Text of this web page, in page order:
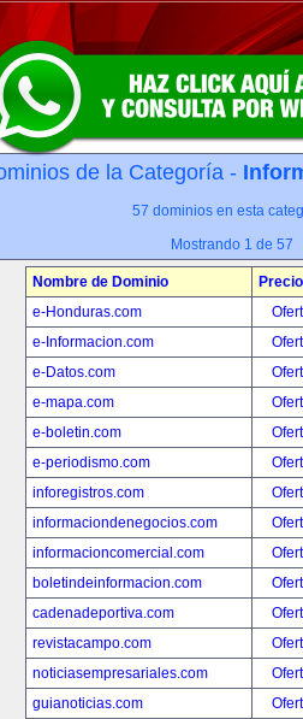
de la Categoría -
57 dominios en esta
Mostrando 1 de 57
Nombre de Dominio
Precio
e-Honduras.com
e-Informacion.com
e-Datos.com
e-mapa.com
e-boletin.com
e-periodismo.com
inforegistros.com
informaciondenegocios.com
informacioncomercial.com
boletindeinformacion.com
cadenadeportiva.com
revistacampo.com
noticiasempresariales.com
guianoticias.com